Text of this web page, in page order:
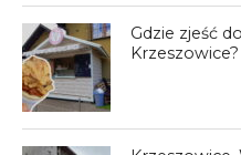
Gdzie zjeść